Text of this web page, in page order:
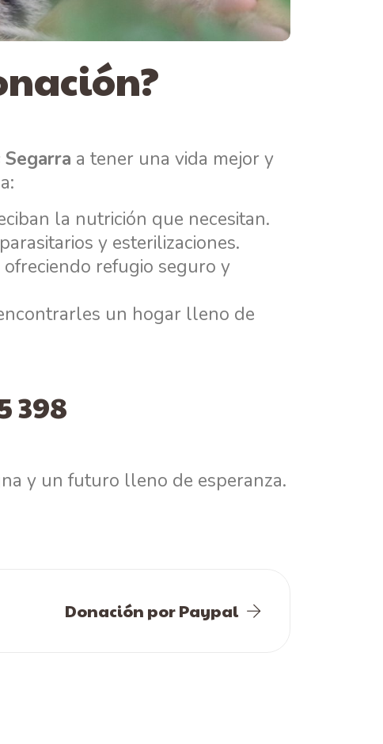
Segarra a tener una vida mejor y
la nutrición que necesitan.
y esterilizaciones.
refugio seguro y
un hogar lleno de
398
y un futuro lleno de esperanza.
Donación por Paypal